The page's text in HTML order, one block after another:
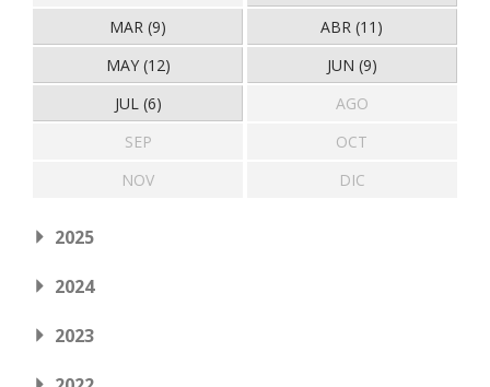
MAR (9)
ABR (11)
MAY (12)
JUN (9)
JUL (6)
AGO
SEP
OCT
NOV
DIC
2025
2024
2023